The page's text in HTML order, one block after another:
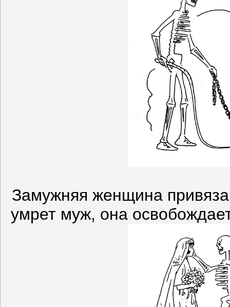
Замужняя женщина
умрет муж, она